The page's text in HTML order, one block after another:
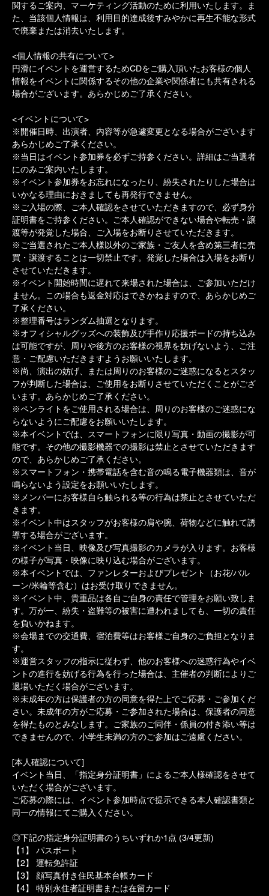
関するご案内、マーケティング活動のために利用いたします。ま
た、当該個人情報は、利用目的達成後すみやかに再生不能な形式
で廃棄または消去いたします。
<個人情報の共有について>
円滑にイベントを運営するためCDをご購入頂いたお客様の個人
情報をイベントに関係するその他の企業や関係者にも共有される
場合がございます。あらかじめご了承ください。
<イベントについて>
※開催日時、出演者、内容等が急遽変更となる場合がございます
あらかじめご了承ください。
※当日はイベント参加券を必ずご持参ください。詳細はご当選者
にのみご案内いたします。
※イベント参加券をお忘れになったり、紛失されたりした場合は
いかなる理由におきましても再発行できません。
※ご入場の際、ご本人確認をさせていただきますので、必ず身分
証明書をご持参ください。ご本人確認ができない場合や転売・譲
渡等が発覚した場合、ご入場をお断りさせていただきます。
※ご当選されたご本人様以外のご家族・ご友人を含め第三者に売
買・譲渡することは一切禁止です。発覚した場合は入場をお断り
させていただきます。
※イベント開始時間に遅れて来場された場合は、ご参加いただけ
ません。この場合も返金対応はできかねますので、あらかじめご
了承ください。
※整理番号はランダム抽選となります。
※オフィシャルグッズへの装飾及び手作り応援ボードの持ち込み
は可能ですが、周りや後方のお客様の視界を妨げないよう、ご注
意・ご配慮いただきますようお願いいたします。
※尚、演出の妨げ、または周りのお客様のご迷惑になるとスタッ
フが判断した場合は、ご使用をお断りさせていただくことがござ
います。あらかじめご了承ください。
※ペンライトをご使用される場合は、周りのお客様のご迷惑にな
らないようにご配慮をお願いいたします。
※本イベントでは、スマートフォンに限り写真・動画の撮影が可
能です。その他の撮影機器での撮影は禁止とさせていただきます
ので、あらかじめご了承ください。
※スマートフォン・携帯電話を含む音の鳴る電子機器類は、音が
鳴らないよう設定をお願いいたします。
※メンバーにお客様自ら触られる等の行為は禁止とさせていただ
きます。
※イベント中はスタッフがお客様の肩や腕、荷物などに触れて誘
導する場合がございます。
※イベント当日、映像及び写真撮影のカメラが入ります。お客様
の様子が写真・映像に映り込む場合がございます。
※本イベントでは、ファンレターおよびプレゼント（お花/バル
ーン/米輪等含む）はお受け取りできません。
※イベント中、貴重品は各自ご自身の責任で管理をお願い致しま
す。万が一、紛失・盗難等の被害に遭われましても、一切の責任
を負いかねます。
※会場までの交通費、宿泊費等はお客様ご自身のご負担となりま
す。
※運営スタッフの指示に従わず、他のお客様への迷惑行為やイベ
ントの進行を妨げる行為を行った場合は、主催者の判断によりご
退場いただく場合がございます。
※未成年の方は保護者の方の同意を得た上でご応募・ご参加くだ
さい。未成年の方がご応募・ご参加された場合は、保護者の同意
を得たものとみなします。ご家族のご同伴・係員の付き添い等は
できませんので、小学生未満の方のご参加はご遠慮ください。
[本人確認について]
イベント当日、「指定身分証明書」によるご本人様確認をさせて
いただく場合がございます。
ご応募の際には、イベント参加時点で提示できる本人確認書類と
同一の情報にてご購入ください。
◎下記の指定身分証明書のうちいずれか1点 (3/4更新)
【1】 パスポート
【2】 運転免許証
【3】 顔写真付き住民基本台帳カード
【4】 特別永住者証明書または在留カード